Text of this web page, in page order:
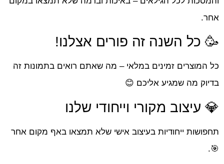
אחר.
🥳 כל השנה זה פורים אצלנו!
כל המוצרים זמינים במלאי – מה שאתם רואים בתמונות זה
בדיוק מה שמגיע אליכם 😊
💎 עיצוב מקורי וייחודי שלנו
תחפושות ייחודיות בעיצוב אישי שלא תמצאו באף מקום אחר
🎯.